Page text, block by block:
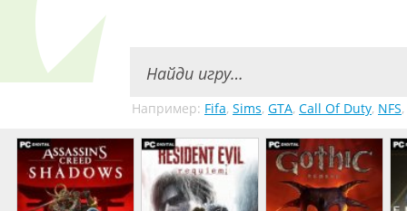
Например: Fifa, Sims, GTA, Call Of Duty, NFS,